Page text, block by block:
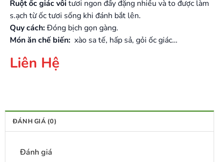
Ruột ốc giác vôitươi ngon đầy đặng nhiều và to được làm
s.ạch từ ốc tươi sống khi đánh bắt lên.
Quy cách:Đóng bịch gọn gàng.
Món ăn chế biến: xào sa tế, hấp sả, gỏi ốc giác…
Liên Hệ
ĐÁNH GIÁ (0)
Đánh giá